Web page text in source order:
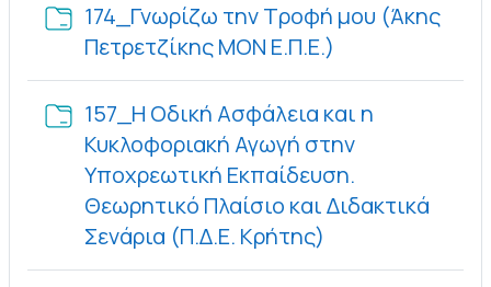
174_Γνωρίζω την Τροφή μου (Άκης
Πετρετζίκης ΜΟΝ Ε.Π.Ε.)
157_Η Οδική Ασφάλεια και η
Κυκλοφοριακή Αγωγή στην
Υποχρεωτική Εκπαίδευση.
Θεωρητικό Πλαίσιο και Διδακτικά
Σενάρια (Π.Δ.Ε. Κρήτης)